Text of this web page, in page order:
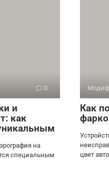
0
и
как
на
специальным
Как
цвет